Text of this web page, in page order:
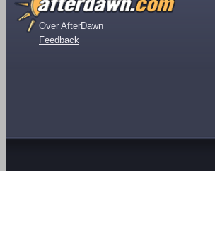
Over AfterDawn
Feedback